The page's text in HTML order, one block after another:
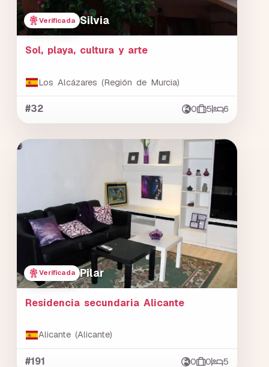
Verificada Silvia
Sol, playa, cultura y arte
Los Alcázares (Región de Murcia)
#32 0 5 6
Verificada Pilar
Residencia secundaria Alicante
Alicante (Alicante)
#191 0 0 5